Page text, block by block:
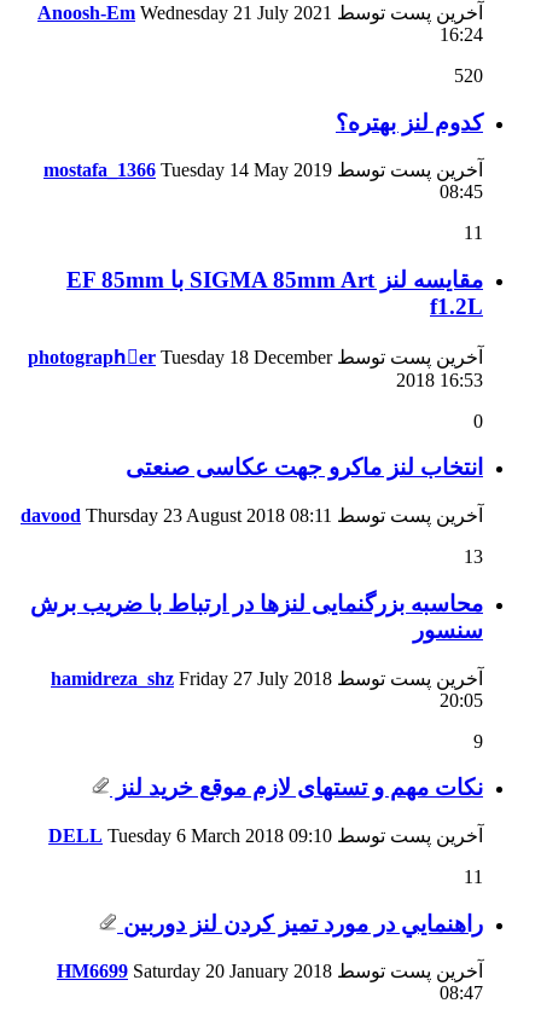
آخرین پست توسط Anoosh-Em Wednesday 21 July 2021
16:24
520
کدوم لنز بهتره؟
آخرین پست توسط mostafa_1366 Tuesday 14 May 2019
08:45
11
مقایسه لنز SIGMA 85mm Art با EF 85mm
f1.2L
آخرین پست توسط photographِer Tuesday 18 December
2018 16:53
0
انتخاب لنز ماكرو جهت عكاسی صنعتی
آخرین پست توسط davood Thursday 23 August 2018 08:11
13
محاسبه بزرگنمایی لنزها در ارتباط با ضریب برش
سنسور
آخرین پست توسط hamidreza_shz Friday 27 July 2018
20:05
9
نکات مهم و تستهای لازم موقع خرید لنز
آخرین پست توسط DELL Tuesday 6 March 2018 09:10
11
راهنمايي در مورد تميز كردن لنز دوربين
آخرین پست توسط HM6699 Saturday 20 January 2018
08:47